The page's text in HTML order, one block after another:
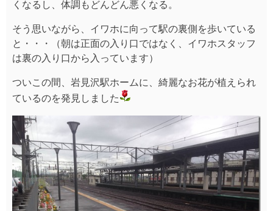
くなるし、体調もどんどん悪くなる。
そう思いながら、イワホに向って駅の裏側を歩いている
と・・・（朝は正面の入り口ではなく、イワホスタッフ
は裏の入り口から入っています）
ついこの間、岩見沢駅ホームに、綺麗なお花が植えられ
ているのを発見しました